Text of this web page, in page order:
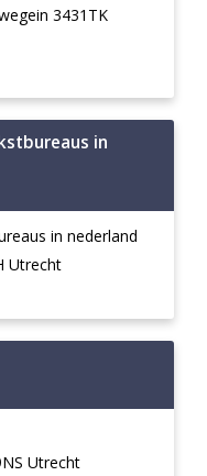
3431TK
in
in nederland
Utrecht
Utrecht